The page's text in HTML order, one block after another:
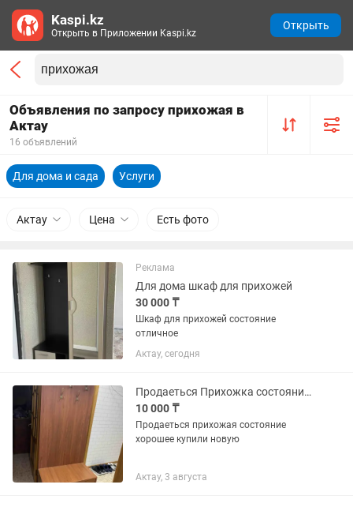
Объявления по запросу прихожая в
Актау
16 объявлений
Для дома и сада Услуги
Актау Цена Есть фото
Реклама
Для дома шкаф для прихожей
30 000 ₸
Шкаф для прихожей состояние
отличное
Актау, сегодня
Продаеться Прихожка состояния хорошая можно раздельно купить купили новую
10 000 ₸
Продаеться прихожая состояние
хорошее купили новую
Актау, 3 августа
Kaspi.kz
Открыть в Приложении Kaspi.kz
Открыть